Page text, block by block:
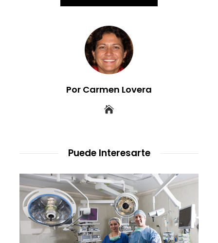
Por Carmen Lovera
Puede Interesarte